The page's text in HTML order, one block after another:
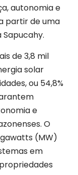
autonomia e
partir de uma
de 3,8 mil
solar
ou 54,8%
e
O
(MW)
em